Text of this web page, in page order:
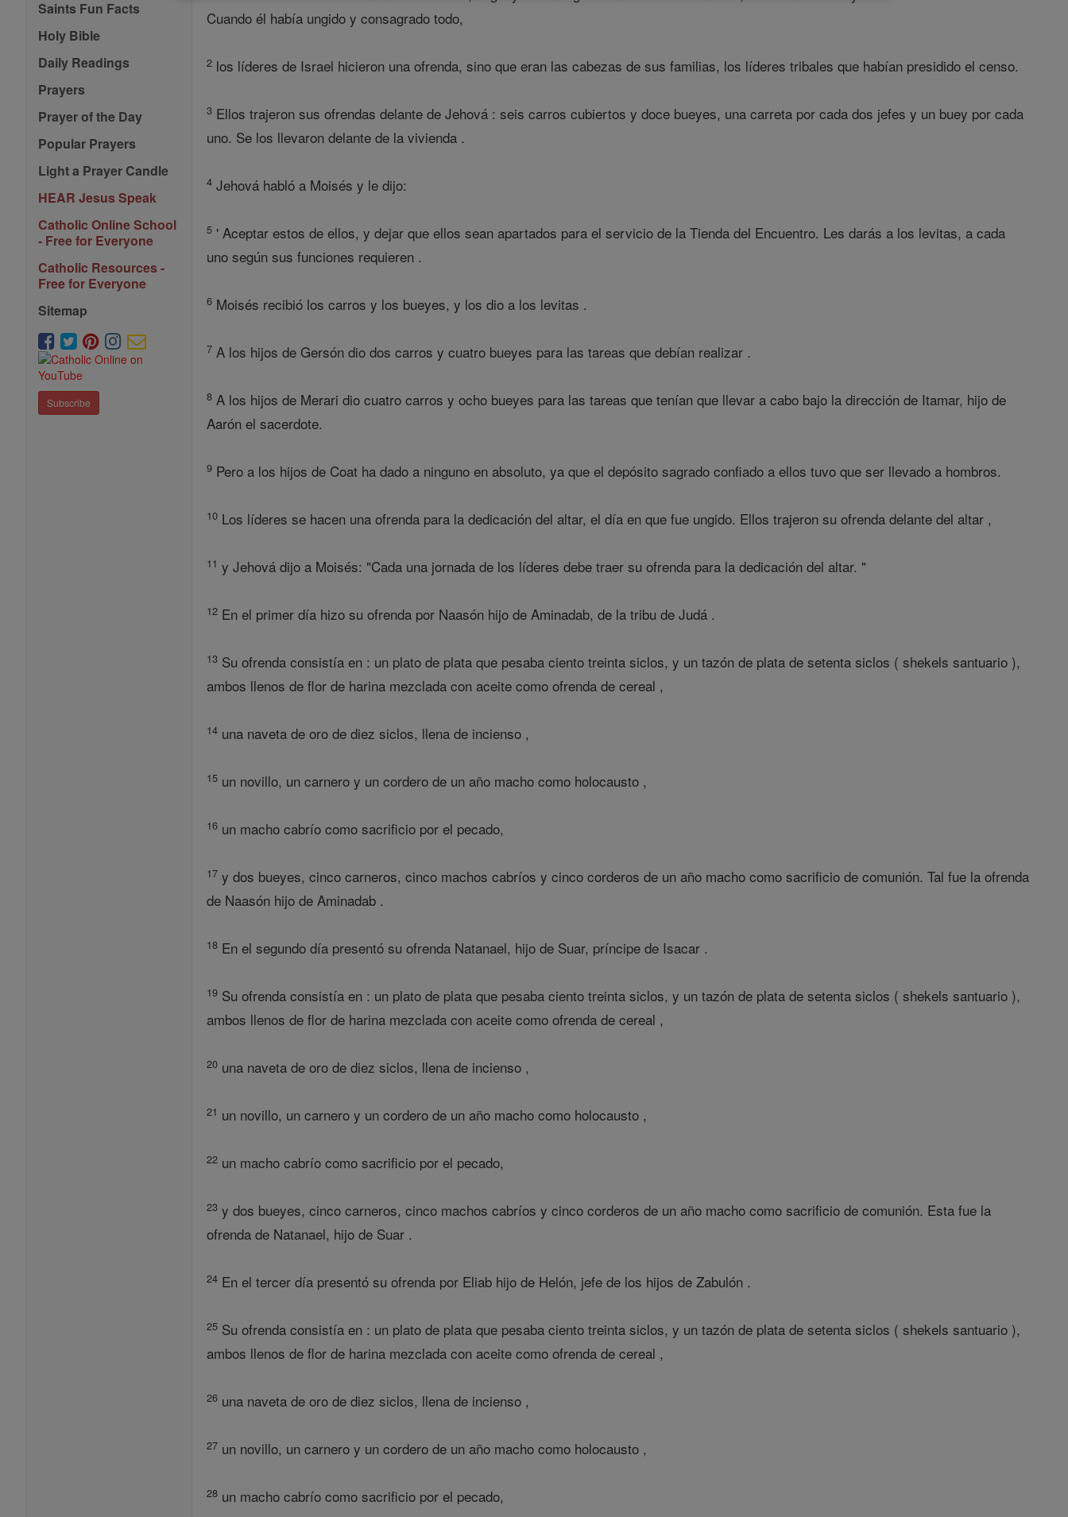
Saints Fun Facts
Holy Bible
Daily Readings
Prayers
Prayer of the Day
Popular Prayers
Light a Prayer Candle
HEAR Jesus Speak
Catholic Online School
- Free for Everyone
Catholic Resources -
Free for Everyone
Sitemap
Subscribe
Cuando él había ungido y consagrado todo,
2 los líderes de Israel hicieron una ofrenda, sino que eran las cabezas de sus familias, los líderes tribales que habían presidido el censo.
3 Ellos trajeron sus ofrendas delante de Jehová : seis carros cubiertos y doce bueyes, una carreta por cada dos jefes y un buey por cada
uno. Se los llevaron delante de la vivienda .
4 Jehová habló a Moisés y le dijo:
5 ' Aceptar estos de ellos, y dejar que ellos sean apartados para el servicio de la Tienda del Encuentro. Les darás a los levitas, a cada
uno según sus funciones requieren .
6 Moisés recibió los carros y los bueyes, y los dio a los levitas .
7 A los hijos de Gersón dio dos carros y cuatro bueyes para las tareas que debían realizar .
8 A los hijos de Merari dio cuatro carros y ocho bueyes para las tareas que tenían que llevar a cabo bajo la dirección de Itamar, hijo de
Aarón el sacerdote.
9 Pero a los hijos de Coat ha dado a ninguno en absoluto, ya que el depósito sagrado confiado a ellos tuvo que ser llevado a hombros.
10 Los líderes se hacen una ofrenda para la dedicación del altar, el día en que fue ungido. Ellos trajeron su ofrenda delante del altar ,
11 y Jehová dijo a Moisés: "Cada una jornada de los líderes debe traer su ofrenda para la dedicación del altar. "
12 En el primer día hizo su ofrenda por Naasón hijo de Aminadab, de la tribu de Judá .
13 Su ofrenda consistía en : un plato de plata que pesaba ciento treinta siclos, y un tazón de plata de setenta siclos ( shekels santuario ),
ambos llenos de flor de harina mezclada con aceite como ofrenda de cereal ,
14 una naveta de oro de diez siclos, llena de incienso ,
15 un novillo, un carnero y un cordero de un año macho como holocausto ,
16 un macho cabrío como sacrificio por el pecado,
17 y dos bueyes, cinco carneros, cinco machos cabríos y cinco corderos de un año macho como sacrificio de comunión. Tal fue la ofrenda
de Naasón hijo de Aminadab .
18 En el segundo día presentó su ofrenda Natanael, hijo de Suar, príncipe de Isacar .
19 Su ofrenda consistía en : un plato de plata que pesaba ciento treinta siclos, y un tazón de plata de setenta siclos ( shekels santuario ),
ambos llenos de flor de harina mezclada con aceite como ofrenda de cereal ,
20 una naveta de oro de diez siclos, llena de incienso ,
21 un novillo, un carnero y un cordero de un año macho como holocausto ,
22 un macho cabrío como sacrificio por el pecado,
23 y dos bueyes, cinco carneros, cinco machos cabríos y cinco corderos de un año macho como sacrificio de comunión. Esta fue la
ofrenda de Natanael, hijo de Suar .
24 En el tercer día presentó su ofrenda por Eliab hijo de Helón, jefe de los hijos de Zabulón .
25 Su ofrenda consistía en : un plato de plata que pesaba ciento treinta siclos, y un tazón de plata de setenta siclos ( shekels santuario ),
ambos llenos de flor de harina mezclada con aceite como ofrenda de cereal ,
26 una naveta de oro de diez siclos, llena de incienso ,
27 un novillo, un carnero y un cordero de un año macho como holocausto ,
28 un macho cabrío como sacrificio por el pecado,